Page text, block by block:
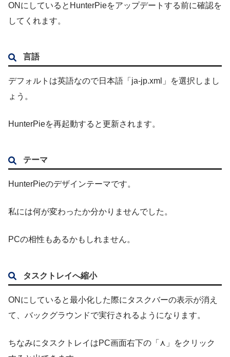
ONにしているとHunterPieをアップデートする前に確認を
してくれます。
言語
デフォルトは英語なので日本語「ja-jp.xml」を選択しまし
ょう。
HunterPieを再起動すると更新されます。
テーマ
HunterPieのデザインテーマです。
私には何が変わったか分かりませんでした。
PCの相性もあるかもしれません。
タスクトレイへ縮小
ONにしていると最小化した際にタスクバーの表示が消え
て、バックグラウンドで実行されるようになります。
ちなみにタスクトレイはPC画面右下の「⋏」をクリック